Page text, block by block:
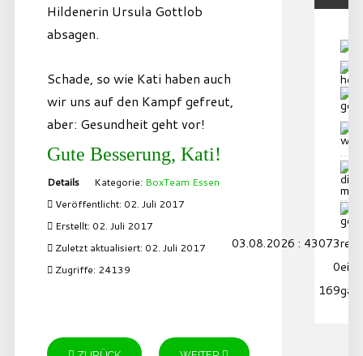
Hildenerin Ursula Gottlob
absagen.
Schade, so wie Kati haben auch
wir uns auf den Kampf gefreut,
aber: Gesundheit geht vor!
Gute Besserung, Kati!
Details Kategorie: BoxTeam Essen
Veröffentlicht: 02. Juli 2017
Erstellt: 02. Juli 2017
Zuletzt aktualisiert: 02. Juli 2017
Zugriffe: 24139
03.08.2026 : 43073
0
169